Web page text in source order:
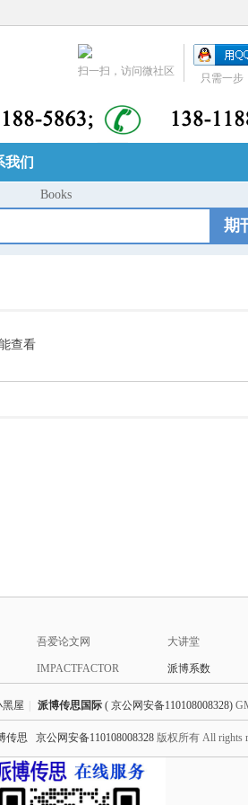
只需一步
扫一扫，访问微社区
我们
Books
期
查看
吾爱论文网 大讲堂
IMPACTFACTOR 派博系数
黑屋 派博传思国际 ( 京公网安备110108008328)
传思 京公网安备110108008328 版权所有 All rights